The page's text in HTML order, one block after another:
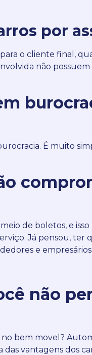
por
o cliente final,
não
É muito
de boletos, e
Já pensou, ter
e empresários.
não
bem movel?
das vantagens dos